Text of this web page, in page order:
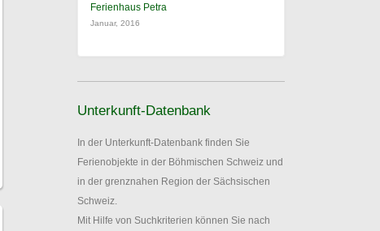
Ferienhaus Petra
Januar, 2016
Unterkunft-Datenbank
In der Unterkunft-Datenbank finden Sie
Ferienobjekte in der Böhmischen Schweiz und
in der grenznahen Region der Sächsischen
Schweiz.
Mit Hilfe von Suchkriterien können Sie nach